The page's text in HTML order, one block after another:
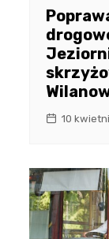
10